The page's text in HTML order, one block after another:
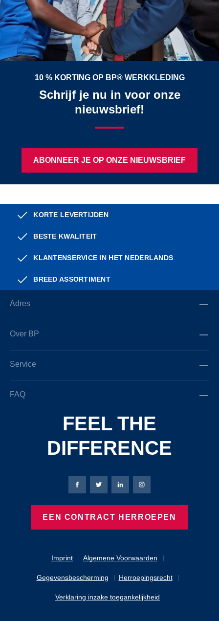
10 % KORTING OP BP® WERKKLEDING
Schrijf je nu in voor onze
nieuwsbrief!
ABONNEER JE OP ONZE NIEUWSBRIEF
KORTE LEVERTIJDEN
BESTE KWALITEIT
KLANTENSERVICE IN HET NEDERLANDS
BREED ASSORTIMENT
Adres
Over BP
Service
FAQ
FEEL THE
DIFFERENCE
Imprint Algemene Voorwaarden
Gegevensbescherming Herroepingsrecht
Verklaring inzake toegankelijkheid
Bierbaum-Proenen Facebook-pagina
Bierbaum-Proenen X-pagina
Bierbaum-Proenen
Bierbaum-Proenen
EEN CONTRACT HERROEPEN